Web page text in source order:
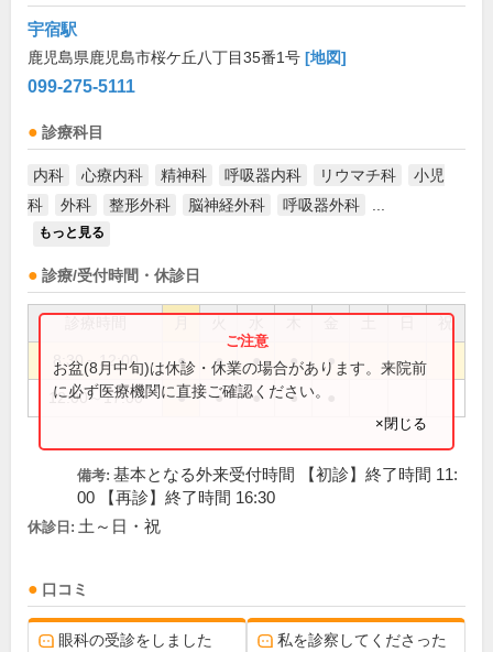
宇宿駅
鹿児島県鹿児島市桜ケ丘八丁目35番1号 [地図]
099-275-5111
診療科目
内科 心療内科 精神科 呼吸器内科 リウマチ科
小児
科
外科 整形外科 脳神経外科 呼吸器外科
もっと見る
診療/受付時間・休診日
祝
8:30～12:00 ● ● ● ● ●
12:00～17:00 ● ● ● ●
お盆(8月中旬)は休診・休業の場合があります。来院前
に必ず医療機関に直接ご確認ください。
×閉じる
備考: 基本となる外来受付時間 【初診】終了時間 11:
00 【再診】終了時間 16:30
休診日: 土～日・祝
口コミ
眼科の受診をしました
私を診察してくださった